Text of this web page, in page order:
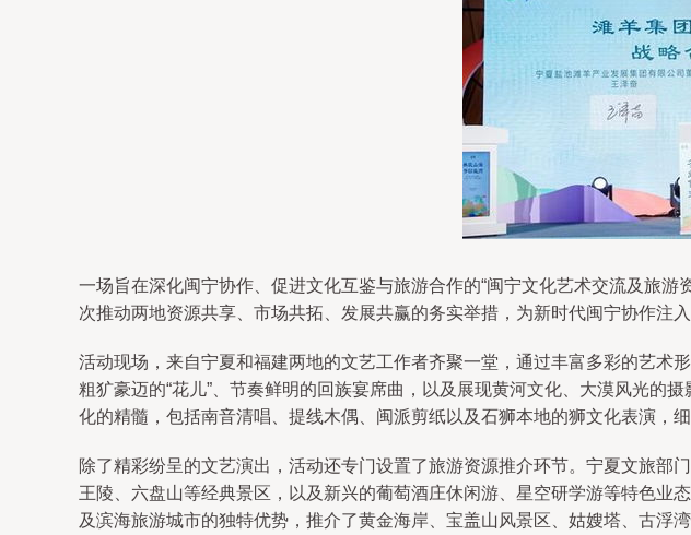
一场旨在深化闽宁协作、促进文化互鉴与旅游合作的“闽宁文化艺术交流及旅
次推动两地资源共享、市场共拓、发展共赢的务实举措，为新时代闽宁协作注
活动现场，来自宁夏和福建两地的文艺工作者齐聚一堂，通过丰富多彩的艺术
粗犷豪迈的“花儿”、节奏鲜明的回族宴席曲，以及展现黄河文化、大漠风光的
化的精髓，包括南音清唱、提线木偶、闽派剪纸以及石狮本地的狮文化表演，
除了精彩纷呈的文艺演出，活动还专门设置了旅游资源推介环节。宁夏文旅部
王陵、六盘山等经典景区，以及新兴的葡萄酒庄休闲游、星空研学游等特色业
及滨海旅游城市的独特优势，推介了黄金海岸、宝盖山风景区、姑嫂塔、古浮